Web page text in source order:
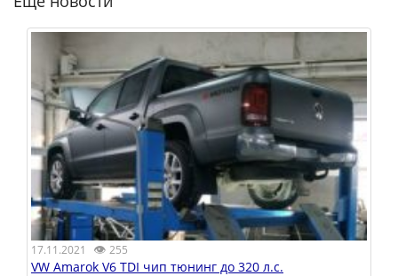
17.11.2021 👁 255
VW Amarok V6 TDI чип тюнинг до 320 л.с.